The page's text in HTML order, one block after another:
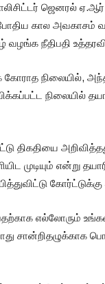
ஜெனரல்
கால அவகாசம்
நீதிபதி
நிலையில், அந்த
நிலையில்
திகதியை
முடியும் என்று
எல்லோரும் உங்கள்
சான்றிதழுக்காக